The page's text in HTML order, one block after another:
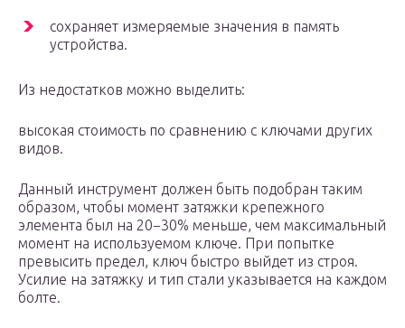
сохраняет измеряемые значения в память
устройства.
Из недостатков можно выделить:
высокая стоимость по сравнению с ключами других
видов.
Данный инструмент должен быть подобран таким
образом, чтобы момент затяжки крепежного
элемента был на 20−30% меньше, чем максимальный
момент на используемом ключе. При попытке
превысить предел, ключ быстро выйдет из строя.
Усилие на затяжку и тип стали указывается на каждом
болте.